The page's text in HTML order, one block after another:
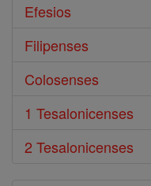
Efesios
Filipenses
Colosenses
1 Tesalonicenses
2 Tesalonicenses